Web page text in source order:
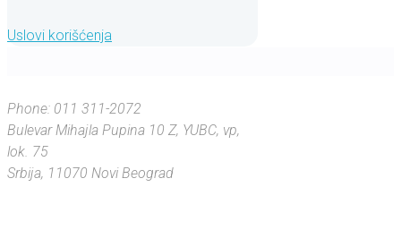
Uslovi korišćenja
„Medvedi
a na
„Pandana je
Nikoalu u
„Zašto je
Tom, a Gliša
Phone: 011 311-2072
Bulevar Mihajla Pupina 10 Z, YUBC, vp,
lok. 75
Srbija, 11070 Novi Beograd